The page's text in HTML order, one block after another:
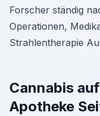
Forscher ständig
Operationen,
Strahlentherapie
Cannabis
Apotheke